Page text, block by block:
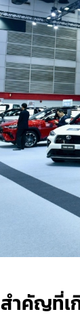
สำคัญที่เ